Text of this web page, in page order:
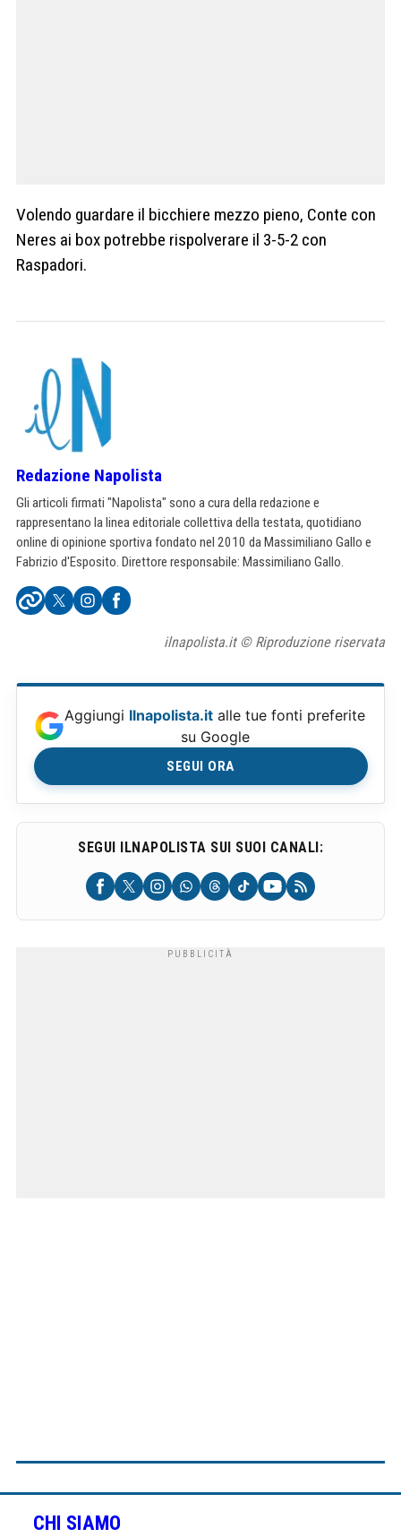
Volendo guardare il bicchiere mezzo pieno, Conte con
Neres ai box potrebbe rispolverare il 3-5-2 con
Raspadori.
Redazione Napolista
Gli articoli firmati "Napolista" sono a cura della redazione e
rappresentano la linea editoriale collettiva della testata, quotidiano
online di opinione sportiva fondato nel 2010 da Massimiliano Gallo e
Fabrizio d'Esposito. Direttore responsabile: Massimiliano Gallo.
ilnapolista.it © Riproduzione riservata
Aggiungi Ilnapolista.it alle tue fonti preferite
su Google
SEGUI ORA
SEGUI ILNAPOLISTA SUI SUOI CANALI:
CHI SIAMO